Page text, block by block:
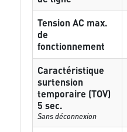
Tension AC max.
de
fonctionnement
Caractéristique
surtension
temporaire (TOV)
5 sec.
Sans déconnexion